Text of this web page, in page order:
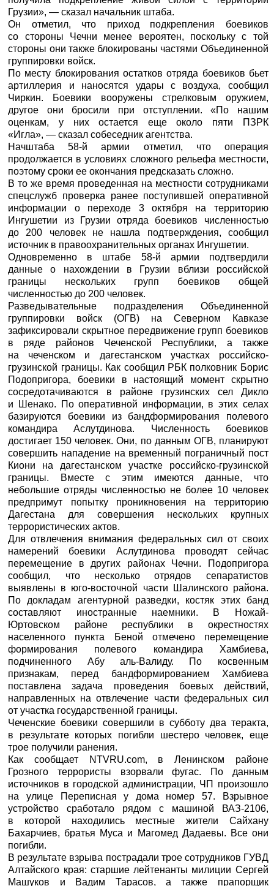
Грузии», — сказал начальник штаба.
Он отметил, что приход подкрепления боевиков
со стороны Чечни менее вероятен, поскольку с той
стороны они также блокированы частями Объединенной
группировки войск.
По месту блокирования остатков отряда боевиков бьет
артиллерия и наносятся удары с воздуха, сообщил
Чиркин. Боевики вооружены стрелковым оружием,
другое они бросили при отступлении. «По нашим
оценкам, у них остается еще около пяти ПЗРК
«Игла», — сказал собеседник агентства.
Начштаба 58-й армии отметил, что операция
продолжается в условиях сложного рельефа местности,
поэтому сроки ее окончания предсказать сложно.
В то же время проведенная на местности сотрудниками
спецслужб проверка ранее поступившей оперативной
информации о переходе 3 октября на территорию
Ингушетии из Грузии отряда боевиков численностью
до 200 человек не нашла подтверждения, сообщил
источник в правоохранительных органах Ингушетии.
Одновременно в штабе 58-й армии подтвердили
данные о нахождении в Грузии вблизи российской
границы нескольких групп боевиков общей
численностью до 200 человек.
Разведывательные подразделения Объединенной
группировки войск (ОГВ) на Северном Кавказе
зафиксировали скрытное передвижение групп боевиков
в ряде районов Чеченской Республики, а также
на чеченском и дагестанском участках российско-
грузинской границы. Как сообщил РБКполковник Борис
Подопригора, боевики в настоящий момент скрытно
сосредотачиваются в районе грузинских сел Дикло
и Шенако. По оперативной информации, в этих селах
базируются боевики из бандформирования полевого
командира Аслутдинова. Численность боевиков
достигает 150 человек. Они, по данным ОГВ, планируют
совершить нападение на временный пограничный пост
Киони на дагестанском участке российско-грузинской
границы. Вместе с этим имеются данные, что
небольшие отряды численностью не более 10 человек
предпримут попытку проникновения на территорию
Дагестана для совершения нескольких крупных
террористических актов.
Для отвлечения внимания федеральных сил от своих
намерений боевики Аслутдинова проводят сейчас
перемещение в других районах Чечни. Подопригора
сообщил, что несколько отрядов сепаратистов
выявлены в юго-восточной части Шалинского района.
По докладам агентурной разведки, костяк этих банд
составляют иностранные наемники. В Ножай-
Юртовском районе республики в окрестностях
населенного пункта Беной отмечено перемещение
формирования полевого командира Хамбиева,
подчиненного Абу аль-Валиду. По косвенным
признакам, перед бандформированием Хамбиева
поставлена задача проведения боевых действий,
направленных на отвлечение части федеральных сил
от участка государственной границы.
Чеченские боевики совершили в субботу два теракта,
в результате которых погибли шестеро человек, еще
трое получили ранения.
Как сообщает NTVRU.com, в Ленинском районе
Грозного террористы взорвали фугас. По данным
источников в городской администрации, ЧП произошло
на улице Переписная у дома номер 57. Взрывное
устройство сработало рядом с машиной ВАЗ-2106,
в которой находились местные жители Сайхану
Бахарчиев, братья Муса и Магомед Дадаевы. Все они
погибли.
В результате взрыва пострадали трое сотрудников ГУВД
Алтайского края: старшие лейтенанты милиции Сергей
Машуков и Вадим Тарасов, а также прапорщик